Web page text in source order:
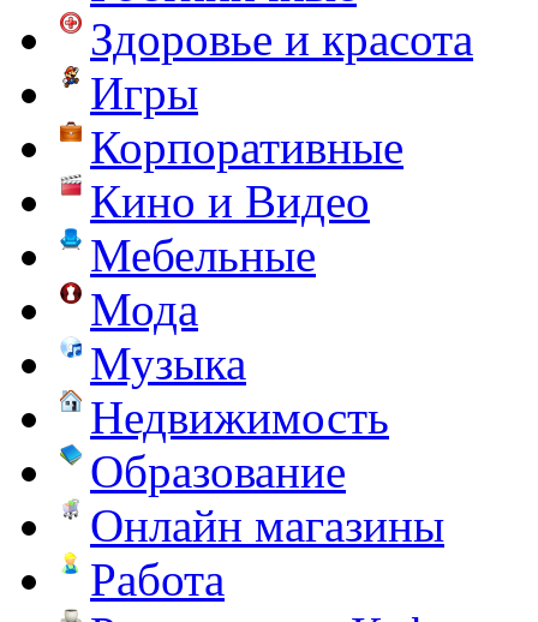
Здоровье и красота
Игры
Корпоративные
Кино и Видео
Мебельные
Мода
Музыка
Недвижимость
Образование
Онлайн магазины
Работа